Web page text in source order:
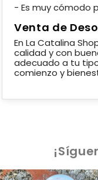
- Es muy cómodo
Venta de
En La Catalina
calidad y con
adecuado a tu
comienzo y